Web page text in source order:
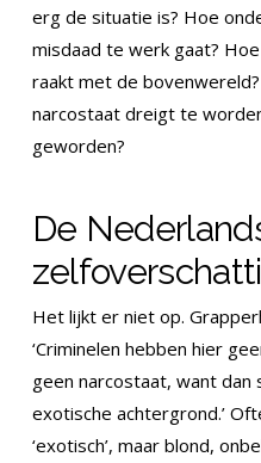
erg de situatie is? Hoe
misdaad te werk gaat?
raakt met de
narcostaat dreigt te
geworden?
De
Het lijkt er niet op.
‘Criminelen hebben hier
geen narcostaat, want
exotische achtergrond.’
‘exotisch’, maar blond,